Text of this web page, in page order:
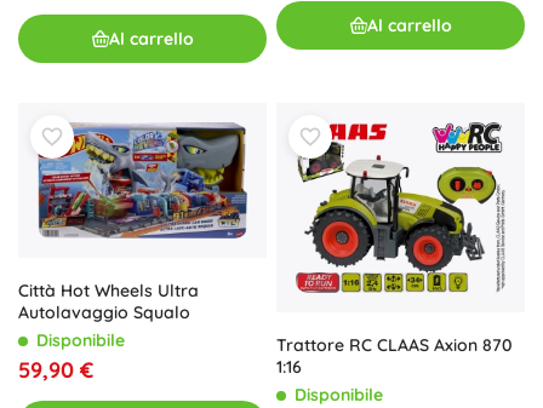
Al carrello
Al carrello
Città Hot Wheels Ultra
Autolavaggio Squalo
Disponibile
59,90 €
Trattore RC CLAAS Axion 870
1:16
Disponibile